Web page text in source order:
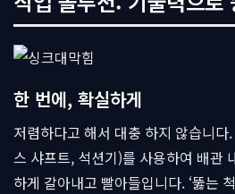
한 번에, 확실하게
저렴하다고 해서 대충 하지 않습니
스 샤프트, 석션기)를 사용하여 배관
하게 갈아내고 빨아들입니다. ‘뚫는